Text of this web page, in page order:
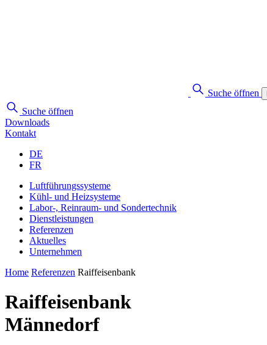
Suche öffnen
Suche öffnen
Downloads
Kontakt
DE
FR
Luftführungssysteme
Kühl- und Heizsysteme
Labor-, Reinraum- und Sondertechnik
Dienstleistungen
Referenzen
Aktuelles
Unternehmen
Home Referenzen Raiffeisenbank
Raiffeisenbank
Männedorf